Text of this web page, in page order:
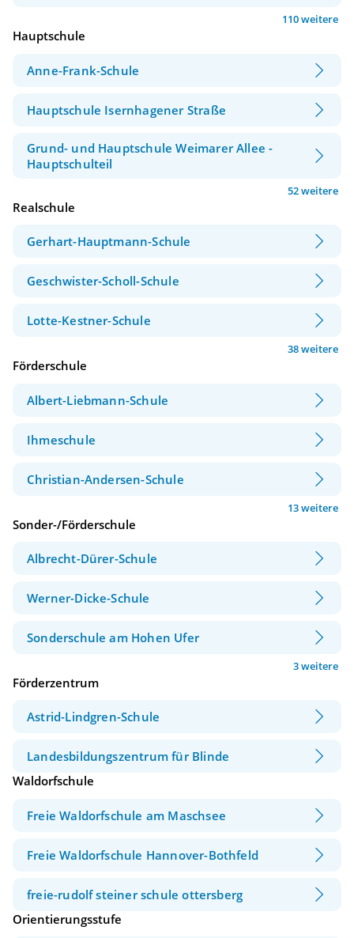
110 weitere
Hauptschule
Anne-Frank-Schule
Hauptschule Isernhagener Straße
Grund- und Hauptschule Weimarer Allee -
Hauptschulteil
52 weitere
Realschule
Gerhart-Hauptmann-Schule
Geschwister-Scholl-Schule
Lotte-Kestner-Schule
38 weitere
Förderschule
Albert-Liebmann-Schule
Ihmeschule
Christian-Andersen-Schule
13 weitere
Sonder-/Förderschule
Albrecht-Dürer-Schule
Werner-Dicke-Schule
Sonderschule am Hohen Ufer
3 weitere
Förderzentrum
Astrid-Lindgren-Schule
Landesbildungszentrum für Blinde
Waldorfschule
Freie Waldorfschule am Maschsee
Freie Waldorfschule Hannover-Bothfeld
freie-rudolf steiner schule ottersberg
Orientierungsstufe